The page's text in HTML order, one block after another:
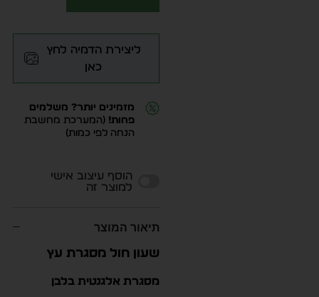
ליצירת הדמיה לחץ
כאן
מזמינים יותר? משלמים
פחות! (המערכת מחשבת
הנחה לפי כמות)
הוסף עיצוב אישי
למוצר זה
תיאור המוצר
שעון חול מסגרת עץ
מסגרת אלגנטית בלבן